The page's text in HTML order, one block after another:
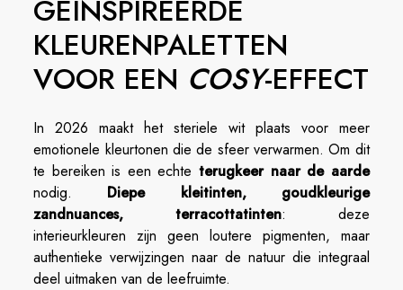
GEÏNSPIREERDE
KLEURENPALETTEN
VOOR EEN COSY-EFFECT
In 2026 maakt het steriele wit plaats voor meer
emotionele kleurtonen die de sfeer verwarmen. Om dit
te bereiken is een echteterugkeer naar de aarde
nodig. Diepe kleitinten, goudkleurige
zandnuances, terracottatinten: deze
interieurkleuren zijn geen loutere pigmenten, maar
authentieke verwijzingen naar de natuur die integraal
deel uitmaken van de leefruimte.